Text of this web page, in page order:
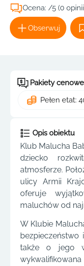
Ocena: /5 (0
Obserwuj
Pakiety cenowe
Pełen etat:
Opis obiektu
Klub Malucha
dziecko
atmosferze.
ulicy Armii
oferuje
maluchów od
W Klubie
także o jego